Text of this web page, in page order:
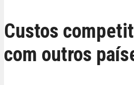
Custos
com outros